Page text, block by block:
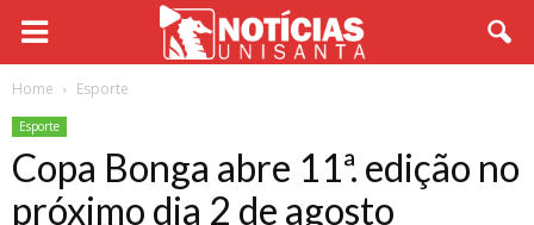
Home Esporte
Esporte
Copa Bonga abre 11ª. edição no
próximo dia 2 de agosto